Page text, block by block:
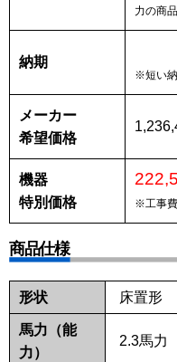
力の商
納期
※短い納
メーカー
希望価格
機器
特別価格
※工事費
商品仕様
形状 床置形
馬力（能
力）
2.3馬